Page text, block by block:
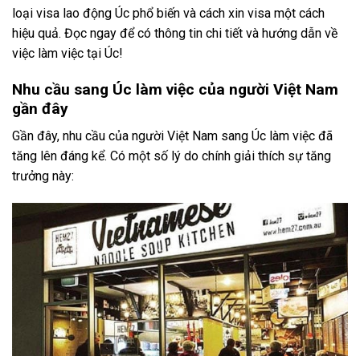
loại visa lao động Úc phổ biến và cách xin visa một cách
hiệu quả. Đọc ngay để có thông tin chi tiết và hướng dẫn về
việc làm việc tại Úc!
Nhu cầu sang Úc làm việc của người Việt Nam
gần đây
Gần đây, nhu cầu của người Việt Nam sang Úc làm việc đã
tăng lên đáng kể. Có một số lý do chính giải thích sự tăng
trưởng này: